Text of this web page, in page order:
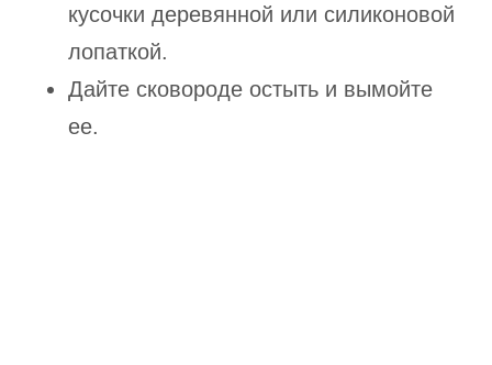
кусочки деревянной или силиконовой
лопаткой.
Дайте сковороде остыть и вымойте
ее.